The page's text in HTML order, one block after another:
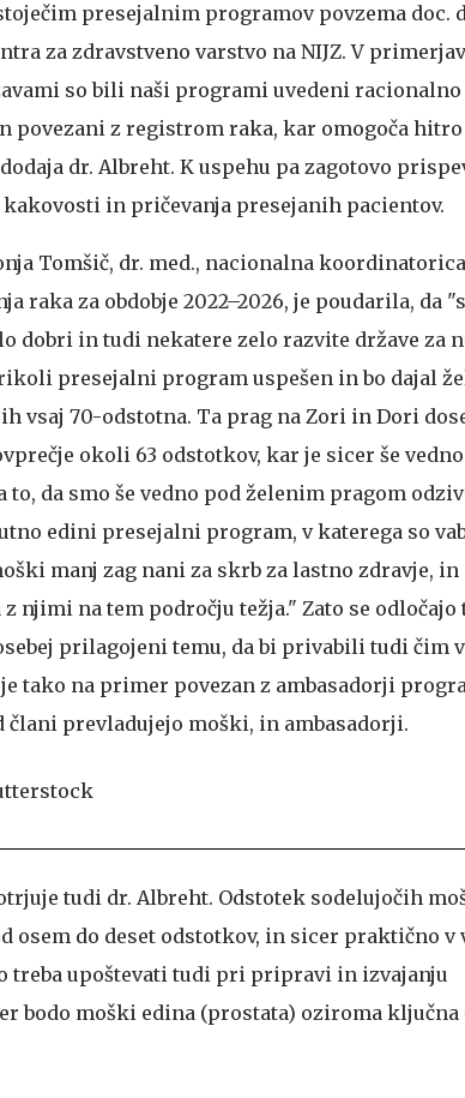
presejalnim programov povzema doc.
za zdravstveno varstvo na NIJZ. V
so bili naši programi uvedeni
povezani z registrom raka, kar omogoča hitro
dr. Albreht. K uspehu pa zagotovo
in pričevanja presejanih pacientov.
Tomšič, dr. med., nacionalna koordinatorica
raka za obdobje 2022–2026, je poudarila, da
dobri in tudi nekatere zelo razvite države za
presejalni program uspešen in bo dajal
vsaj 70-odstotna. Ta prag na Zori in Dori
okoli 63 odstotkov, kar je sicer še
da smo še vedno pod želenim pragom
edini presejalni program, v katerega so
manj zag nani za skrb za lastno zdravje, in
njimi na tem področju težja." Zato se odločajo
prilagojeni temu, da bi privabili tudi čim
tako na primer povezan z ambasadorji
prevladujejo moški, in ambasadorji.
tudi dr. Albreht. Odstotek sodelujočih
osem do deset odstotkov, in sicer praktično v
treba upoštevati tudi pri pripravi in izvajanju
bodo moški edina (prostata) oziroma ključna